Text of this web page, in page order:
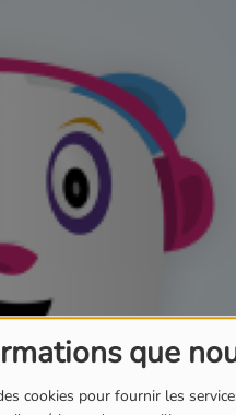
que
cookies pour fournir les